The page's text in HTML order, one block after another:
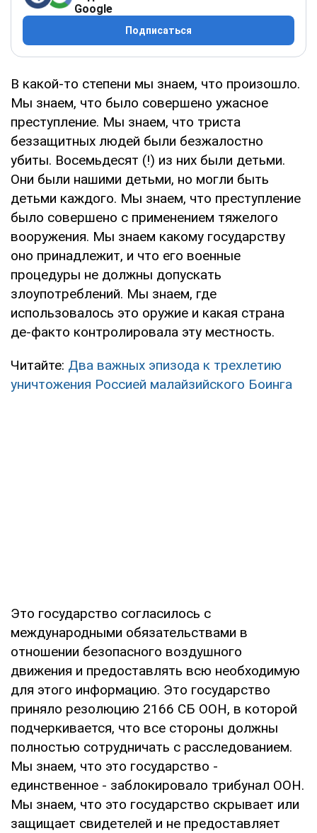
Google
Подписаться
В какой-то степени мы знаем, что произошло.
Мы знаем, что было совершено ужасное
преступление. Мы знаем, что триста
беззащитных людей были безжалостно
убиты. Восемьдесят (!) из них были детьми.
Они были нашими детьми, но могли быть
детьми каждого. Мы знаем, что преступление
было совершено с применением тяжелого
вооружения. Мы знаем какому государству
оно принадлежит, и что его военные
процедуры не должны допускать
злоупотреблений. Мы знаем, где
использовалось это оружие и какая страна
де-факто контролировала эту местность.
Читайте: Два важных эпизода к трехлетию
уничтожения Россией малайзийского Боинга
Это государство согласилось с
международными обязательствами в
отношении безопасного воздушного
движения и предоставлять всю необходимую
для этого информацию. Это государство
приняло резолюцию 2166 СБ ООН, в которой
подчеркивается, что все стороны должны
полностью сотрудничать с расследованием.
Мы знаем, что это государство -
единственное - заблокировало трибунал ООН.
Мы знаем, что это государство скрывает или
защищает свидетелей и не предоставляет